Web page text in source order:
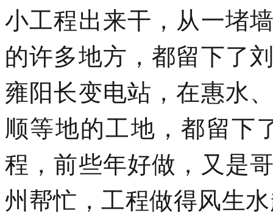
小工程出来干，从一堵
的许多地方，都留下了
雍阳长变电站，在惠水
顺等地的工地，都留下
程，前些年好做，又是
州帮忙，工程做得风生